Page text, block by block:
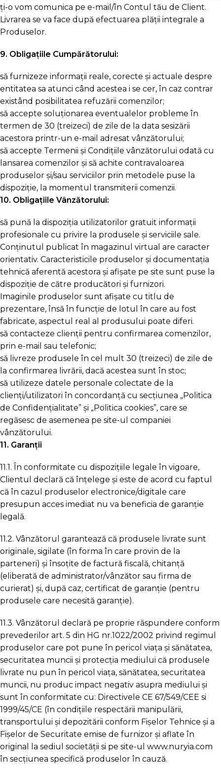
ți-o vom comunica pe e-mail/în Contul tău de Client.
Livrarea se va face după efectuarea plății integrale a
Produselor.
9. Obligațiile Cumpărătorului:
să furnizeze informații reale, corecte și actuale despre
entitatea sa atunci când acestea i se cer, în caz contrar
existând posibilitatea refuzării comenzilor;
să accepte soluționarea eventualelor probleme în
termen de 30 (treizeci) de zile de la data sesizării
acestora printr-un e-mail adresat vânzătorului;
să accepte Termenii și Condițiile vânzătorului odată cu
lansarea comenzilor și să achite contravaloarea
produselor și/sau serviciilor prin metodele puse la
dispoziție, la momentul transmiterii comenzii.
10. Obligațiile Vânzătorului:
să pună la dispoziția utilizatorilor gratuit informații
profesionale cu privire la produsele și serviciile sale.
Conținutul publicat în magazinul virtual are caracter
orientativ. Caracteristicile produselor și documentația
tehnică aferentă acestora și afișate pe site sunt puse la
dispoziție de către producători și furnizori.
Imaginile produselor sunt afișate cu titlu de
prezentare, însă în funcție de lotul în care au fost
fabricate, aspectul real al produsului poate diferi.
să contacteze clienții pentru confirmarea comenzilor,
prin e-mail sau telefonic;
să livreze produsele în cel mult 30 (treizeci) de zile de
la confirmarea livrării, dacă acestea sunt în stoc;
să utilizeze datele personale colectate de la
clienți/utilizatori în concordanță cu secțiunea „Politica
de Confidențialitate” și „Politica cookies”, care se
regăsesc de asemenea pe site-ul companiei
vânzătorului.
11. Garanții
11.1. În conformitate cu dispozițiile legale în vigoare,
Clientul declară că înțelege și este de acord cu faptul
că în cazul produselor electronice/digitale care
presupun acces imediat nu va beneficia de garanție
legală.
11.2. Vânzătorul garantează că produsele livrate sunt
originale, sigilate (în forma în care provin de la
parteneri) și însoțite de factură fiscală, chitanță
(eliberată de administrator/vânzător sau firma de
curierat) și, după caz, certificat de garanție (pentru
produsele care necesită garanție).
11.3. Vânzătorul declară pe proprie răspundere conform
prevederilor art. 5 din HG nr.1022/2002 privind regimul
produselor care pot pune în pericol viața și sănătatea,
securitatea muncii și protecția mediului că produsele
livrate nu pun în pericol viața, sănătatea, securitatea
muncii, nu produc impact negativ asupra mediului și
sunt în conformitate cu: Directivele CE 67/549/CEE si
1999/45/CE (în condițiile respectării manipulării,
transportului și depozitării conform Fișelor Tehnice și a
Fișelor de Securitate emise de furnizor și aflate în
original la sediul societății si pe site-ul www.nuryia.com
în secțiunea specifică produselor în cauză.